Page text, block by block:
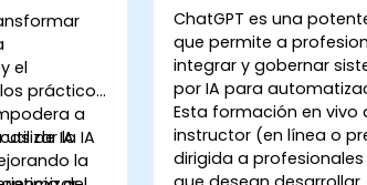
el
prácticos
a
la IA
la
de IA
ChatGPT es una
que permite a
integrar y gobernar
por IA para
Esta formación en vivo
instructor (en línea o
dirigida a